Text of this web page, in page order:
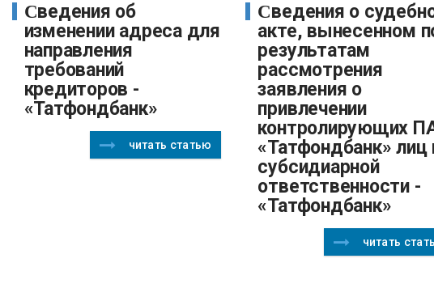
Сведения об
изменении адреса для
направления
требований
кредиторов -
«Татфондбанк»
читать статью
Сведения о судебном
акте, вынесенном
результатам
рассмотрения
заявления о
привлечении
контролирующих
«Татфондбанк» лиц
субсидиарной
ответственности -
«Татфондбанк»
читать